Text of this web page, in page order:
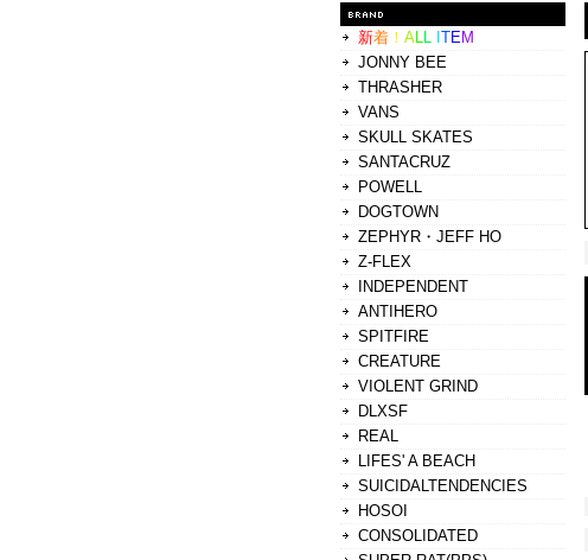
新着 ！ ALL TEM
JONNY BEE
THRASHER
VANS
SKULL SKATES
SANTACRUZ
POWELL
DOGTOWN
ZEPHYR・JEFF HO
Z-FLEX
INDEPENDENT
ANTIHERO
SPITFIRE
CREATURE
VIOLENT GRIND
DLXSF
REAL
LIFES' A BEACH
SUICIDALTENDENCIES
HOSOI
CONSOLIDATED